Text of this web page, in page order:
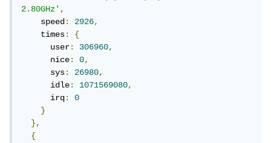
2.80GHz',
    speed
: 2926,
    times
:
{
      user
: 306960,
      nice
: 0,
      sys
: 26980,
      idle
: 1071569080,
      irq
:
0
}
},
{